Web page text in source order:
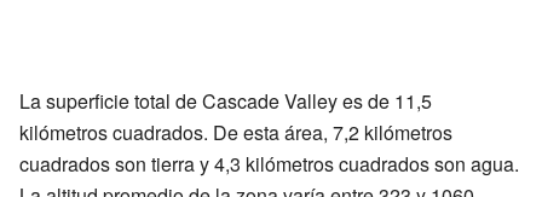
La superficie total de Cascade Valley es de 11,5
kilómetros cuadrados. De esta área, 7,2 kilómetros
cuadrados son tierra y 4,3 kilómetros cuadrados son agua.